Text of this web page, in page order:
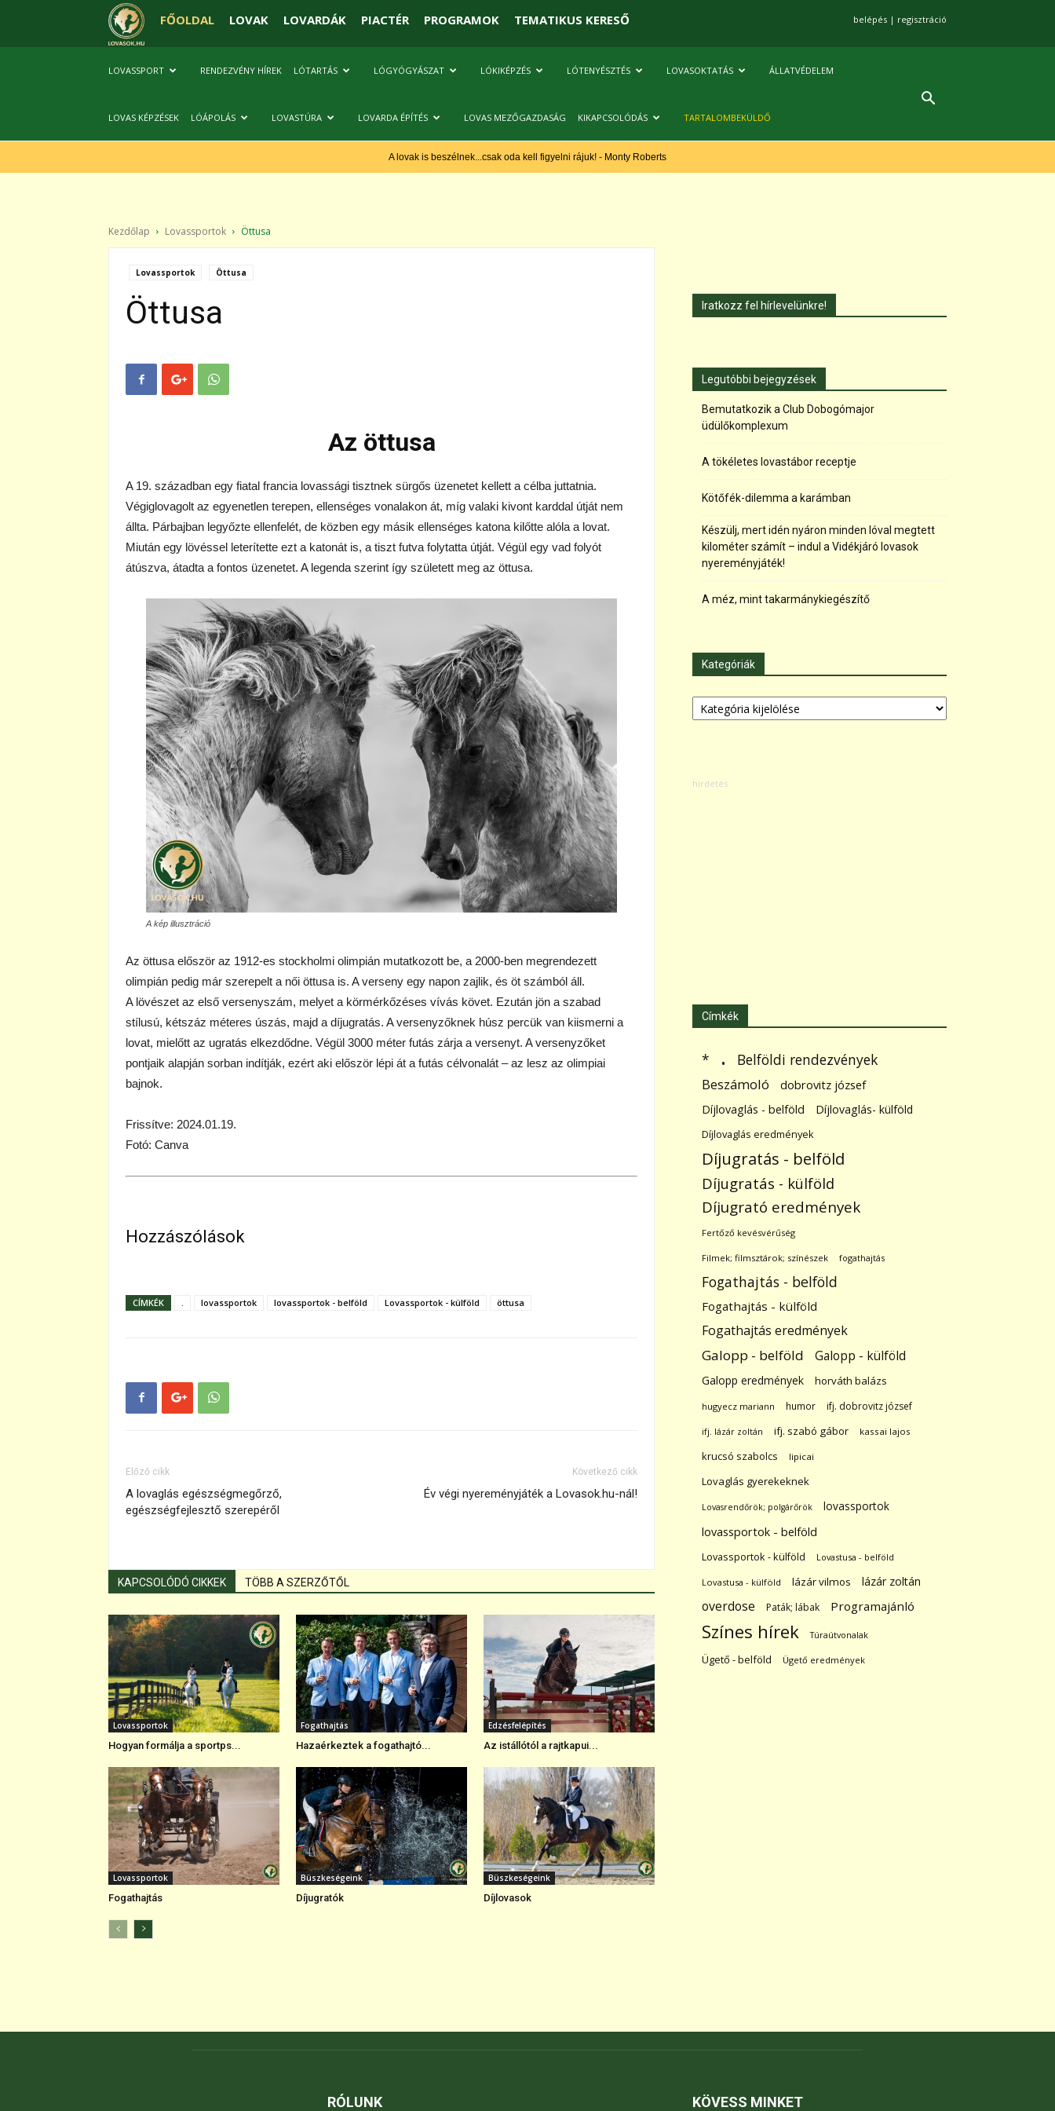
FŐOLDAL LOVAK LOVARDÁK PIACTÉR PROGRAMOK TEMATIKUS KERESŐ belépés | regisztráció
LOVASSPORT RENDEZVÉNY HÍREK LÓTARTÁS LÓGYÓGYÁSZAT LÓKIKÉPZÉS LÓTENYÉSZTÉS LOVASOKTATÁS ÁLLATVÉDELEM
LOVAS KÉPZÉSEK LÓÁPOLÁS LOVASTÚRA LOVARDA ÉPÍTÉS LOVAS MEZŐGAZDASÁG KIKAPCSOLÓDÁS TARTALOMBEKÜLDŐ
A lovak is beszélnek...csak oda kell figyelni rájuk! - Monty Roberts
Kezdőlap Lovassportok Öttusa
Lovassportok Öttusa
Öttusa
Az öttusa
A 19. században egy fiatal francia lovassági tisztnek sürgős üzenetet kellett a célba juttatnia.
Végiglovagolt az egyenetlen terepen, ellenséges vonalakon át, míg valaki kivont karddal útját nem
állta. Párbajban legyőzte ellenfelét, de közben egy másik ellenséges katona kilőtte alóla a lovat.
Miután egy lövéssel leterítette ezt a katonát is, a tiszt futva folytatta útját. Végül egy vad folyót
átúszva, átadta a fontos üzenetet. A legenda szerint így született meg az öttusa.
A kép illusztráció
Az öttusa először az 1912-es stockholmi olimpián mutatkozott be, a 2000-ben megrendezett
olimpián pedig már szerepelt a női öttusa is. A verseny egy napon zajlik, és öt számból áll.
A lövészet az első versenyszám, melyet a körmérkőzéses vívás követ. Ezután jön a szabad
stílusú, kétszáz méteres úszás, majd a díjugratás. A versenyzőknek húsz percük van kiismerni a
lovat, mielőtt az ugratás elkezdődne. Végül 3000 méter futás zárja a versenyt. A versenyzőket
pontjaik alapján sorban indítják, ezért aki először lépi át a futás célvonalát – az lesz az olimpiai
bajnok.
Frissítve: 2024.01.19.
Fotó: Canva
Hozzászólások
CÍMKÉK lovassportok lovassportok - belföld Lovassportok - külföld öttusa
Előző cikk
A lovaglás egészségmegőrző,
egészségfejlesztő szerepéről
Következő cikk
Év végi nyereményjáték a Lovasok.hu-nál!
KAPCSOLÓDÓ CIKKEK TÖBB A SZERZŐTŐL
Lovassportok
Hogyan formálja a sportps...
Fogathajtás
Hazaérkeztek a fogathajtó...
Edzésfelépítés
Az istállótól a rajtkapui...
Lovassportok
Fogathajtás
Büszkeségeink
Díjugratók
Büszkeségeink
Díjlovasok
Iratkozz fel hírlevelünkre!
Legutóbbi bejegyzések
Bemutatkozik a Club Dobogómajor
üdülőkomplexum
A tökéletes lovastábor receptje
Kötőfék-dilemma a karámban
Készülj, mert idén nyáron minden lóval megtett
kilométer számít – indul a Vidékjáró lovasok
nyereményjáték!
A méz, mint takarmánykiegészítő
Kategóriák
Kategóriák
Címkék
* . Belföldi rendezvények
Beszámoló dobrovitz józsef
Díjlovaglás - belföld Díjlovaglás- külföld
Díjlovaglás eredmények
Díjugratás - belföld
Díjugratás - külföld
Díjugrató eredmények
Fertőző kevésvérűség
Filmek; filmsztárok; színészek fogathajtás
Fogathajtás - belföld
Fogathajtás - külföld
Fogathajtás eredmények
Galopp - belföld Galopp - külföld
Galopp eredmények horváth balázs
hugyecz mariann humor ifj. dobrovitz józsef
ifj. lázár zoltán ifj. szabó gábor kassai lajos
krucsó szabolcs lipicai
Lovaglás gyerekeknek
Lovasrendőrök; polgárőrök
lovassportok
lovassportok - belföld
Lovassportok - külföld Lovastusa - belföld
Lovastusa - külföld lázár vilmos lázár zoltán
overdose Paták; lábak Programajánló
Színes hírek Túraútvonalak
Ügető - belföld Ügető eredmények
RÓLUNK KÖVESS MINKET